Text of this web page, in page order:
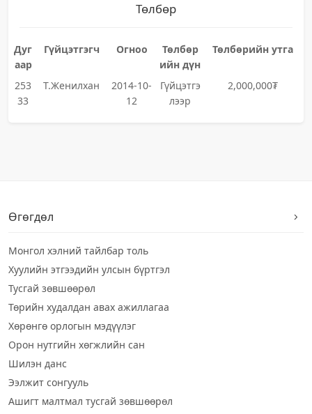
Төлбөр
Дуг
аар
Гүйцэтгэгч Огноо
Төлбөр
ийн дүн
Төлбөрийн утга
253
33
Т.Женилхан
2014-10-
12
Гүйцэтгэ
лээр
2,000,000₮
Өгөгдөл
Монгол хэлний тайлбар толь
Хуулийн этгээдийн улсын бүртгэл
Тусгай зөвшөөрөл
Төрийн худалдан авах ажиллагаа
Хөрөнгө орлогын мэдүүлэг
Орон нутгийн хөгжлийн сан
Шилэн данс
Ээлжит сонгууль
Ашигт малтмал тусгай зөвшөөрөл